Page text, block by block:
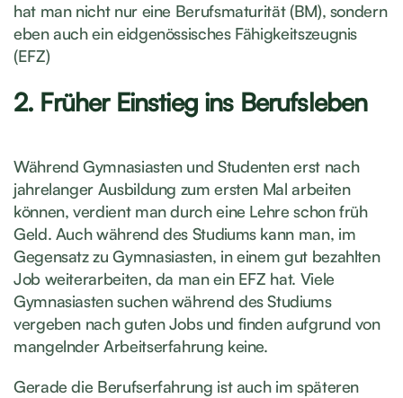
hat man nicht nur eine Berufsmaturität (BM), sondern
eben auch ein eidgenössisches Fähigkeitszeugnis
(EFZ)
2. Früher Einstieg ins Berufsleben
Während Gymnasiasten und Studenten erst nach
jahrelanger Ausbildung zum ersten Mal arbeiten
können, verdient man durch eine Lehre schon früh
Geld. Auch während des Studiums kann man, im
Gegensatz zu Gymnasiasten, in einem gut bezahlten
Job weiterarbeiten, da man ein EFZ hat. Viele
Gymnasiasten suchen während des Studiums
vergeben nach guten Jobs und finden aufgrund von
mangelnder Arbeitserfahrung keine.
Gerade die Berufserfahrung ist auch im späteren